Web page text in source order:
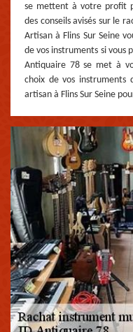
se mettent à votre profit
des conseils avisés sur le
Artisan à Flins Sur Seine
de vos instruments si vous
Antiquaire 78 se met à
choix de vos instruments
artisan à Flins Sur Seine